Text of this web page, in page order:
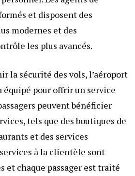
et disposent des
modernes et des
les plus avancés.
la sécurité des vols, l’aéroport
équipé pour offrir un service
peuvent bénéficier
tels que des boutiques de
et des services
à la clientèle sont
et chaque passager est traité